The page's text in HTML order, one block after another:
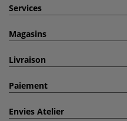
Services
Magasins
Livraison
Paiement
Envies Atelier